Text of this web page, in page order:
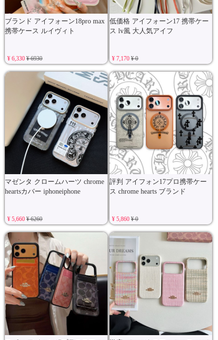
ブランド アイフォーン18pro max
携帯ケース ルイヴィト
¥ 6,330¥ 6930
低価格 アイフォーン17 携帯ケー
ス lv風 大人気アイフ
¥ 7,170¥ 0
マゼンタ クロームハーツ chrome
heartsカバー iphoneiphone
¥ 5,660¥ 6260
評判 アイフォン17プロ携帯ケー
ス chrome hearts ブランド
¥ 5,860¥ 0